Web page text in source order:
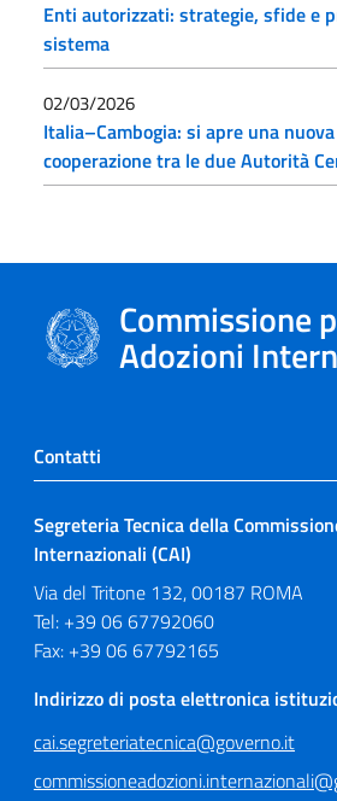
Enti autorizzati: strategie, sfide e
sistema
02/03/2026
Italia–Cambogia: si apre una
cooperazione tra le due Autorità
Commissione
Adozioni
Contatti
Segreteria Tecnica della
Internazionali (CAI)
Via del Tritone 132, 00187 ROMA
Tel: +39 06 67792060
Fax: +39 06 67792165
Indirizzo di posta elettronica
cai.segreteriatecnica@governo.it